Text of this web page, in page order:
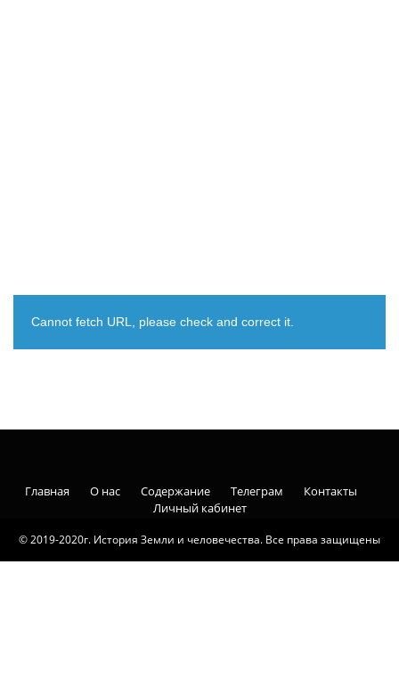
Cannot fetch URL, please check and correct it.
© 2019-2020г. История Земли и человечества. Все права защищены
Главная О нас Содержание Телеграм
Контакты
Личный кабинет